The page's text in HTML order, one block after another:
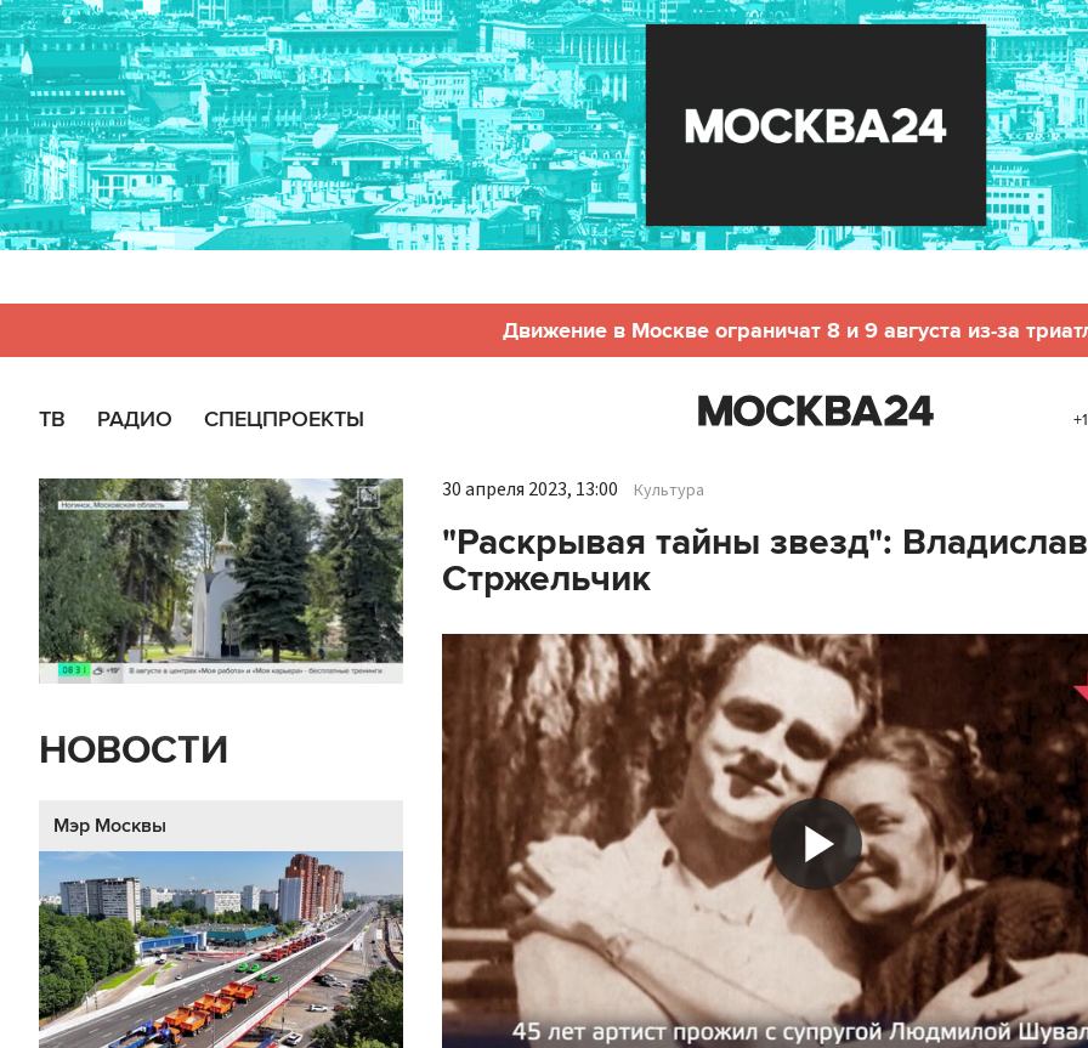
Движение в Москве ограничат 8 и 9 августа из-за
ТВ РАДИО СПЕЦПРОЕКТЫ
НОВОСТИ
Мэр Москвы
30 апреля 2023, 13:00 Культура
"Раскрывая тайны звезд": Владислав
Стржельчик
Play
Video